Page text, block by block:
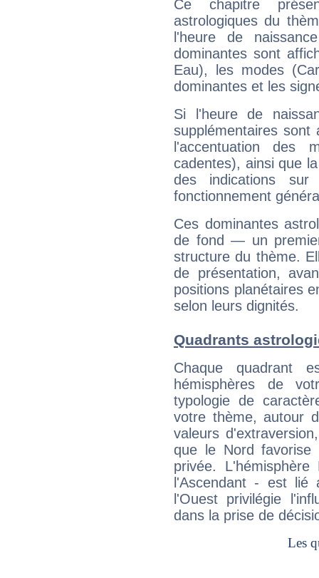
Ce chapitre
astrologiques du
l'heure de
dominantes sont
Eau), les modes
dominantes et les
Si l'heure de
supplémentaires sont
l'accentuation des
cadentes), ainsi que
des indications sur
fonctionnement
Ces dominantes
de fond — un
structure du thème.
de présentation,
positions planétaires
selon leurs dignités.
Quadrants
Chaque quadrant
hémisphères de
typologie de
votre thème, autour
valeurs
que le Nord favorise
privée.
l'Ascendant - est
l'Ouest privilégie
dans la prise de